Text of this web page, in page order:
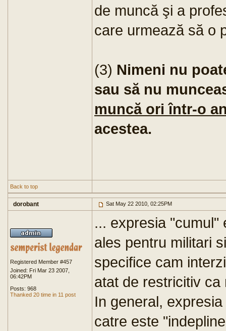
de muncă şi a
care urmează să o
(3) Nimeni nu
sau să nu
muncă ori într-o
acestea.
Back to top
dorobant Sat May 22 2010, 02:25PM
Registered Member #457
Joined: Fri Mar 23 2007,
06:42PM
Posts: 968
Thanked 20 time in 11 post
... expresia "cumul"
ales pentru militari
specifice cam
atat de restricitiv
In general,
catre este